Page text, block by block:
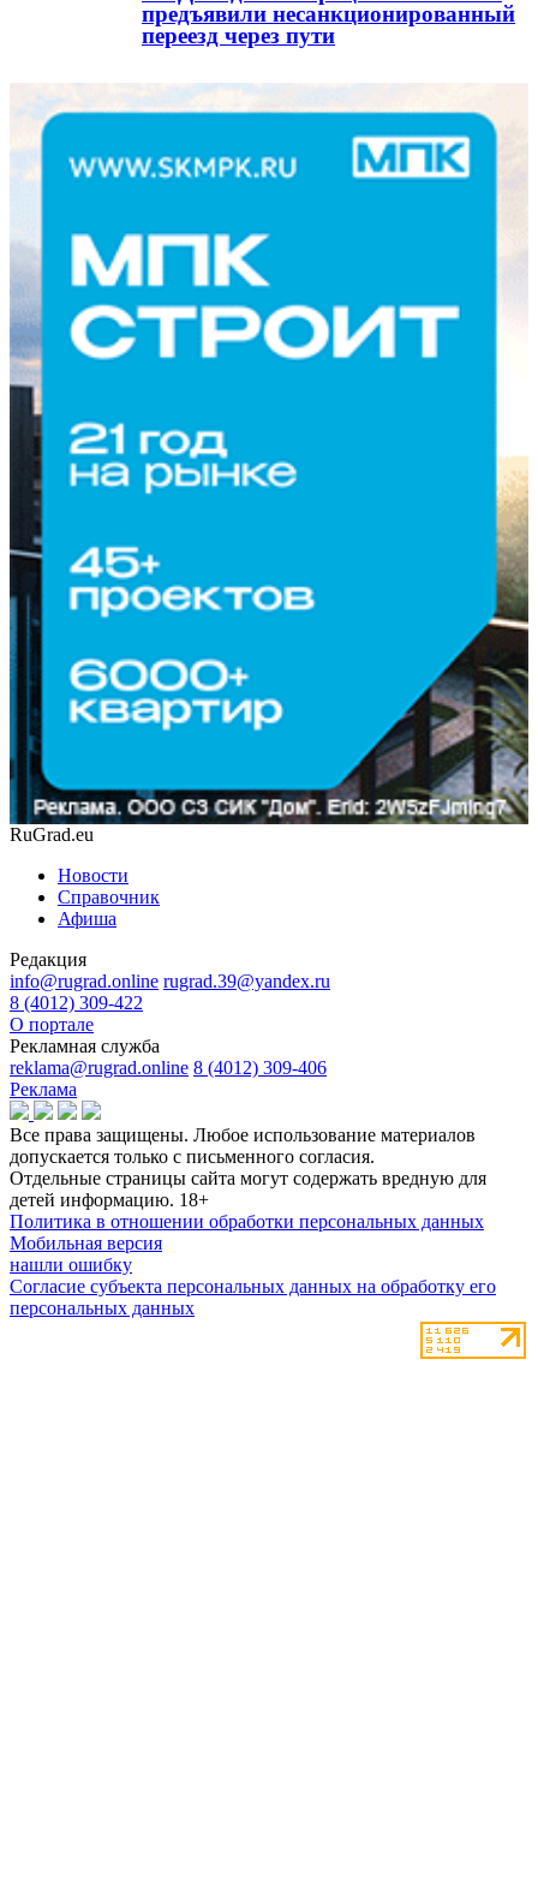
предъявили несанкционированный
переезд через пути
RuGrad.eu
Новости
Справочник
Афиша
Редакция
info@rugrad.online rugrad.39@yandex.ru
8 (4012) 309-422
О портале
Рекламная служба
reklama@rugrad.online 8 (4012) 309-406
Реклама
Все права защищены. Любое использование материалов
допускается только с письменного согласия.
Отдельные страницы сайта могут содержать вредную для
детей информацию. 18+
Политика в отношении обработки персональных данных
Мобильная версия
нашли ошибку
Согласие субъекта персональных данных на обработку его
персональных данных